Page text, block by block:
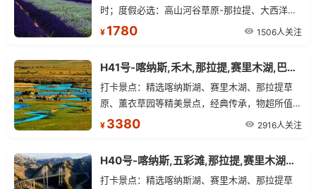
时；度假必选：高山河谷草原-那拉提、大西洋最
后一滴眼泪-赛里木湖、高山草原喀拉峻；全程零
¥ 1780 1506人关注
H41号-喀纳斯,禾木,那拉提,赛里木湖,巴音布鲁克 北疆环游单动三卧九日游
打卡景点：精选喀纳斯湖、赛里木湖、那拉提草
原、薰衣草园等精美景点，经典传承，物超所值。
服务打造：五星好评，讲解专业，专线优秀司导，
¥ 3380 2916人关注
H40号-喀纳斯,五彩滩,那拉提,赛里木湖北疆环游单动双卧七日游
打卡景点：精选喀纳斯湖、赛里木湖、那拉提草